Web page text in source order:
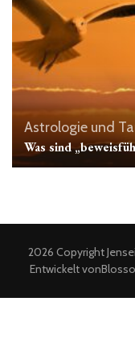
Astrologie und
Was sind
2026 Copyright
Entwickelt von